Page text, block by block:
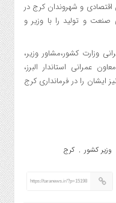
از ۲۰ نفر از فعالان اقتصادی و شهروندان کرج در
و تولید را با وزیر و
وزارت کشور،مشاور وزیر،
عمرانی استاندار البرز،
ایشان را در فرمانداری کرج
وزیر کشور , کرج
https://taranews.ir/?p=15198